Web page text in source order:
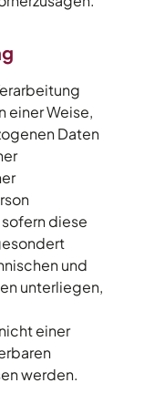
einer Weise,
Daten
diese
und
unterliegen,
einer
werden.